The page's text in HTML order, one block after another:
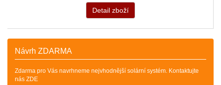
Detail zboží
Návrh ZDARMA
Zdarma pro Vás navrhneme nejvhodnější solární systém. Kontaktujte
nás ZDE